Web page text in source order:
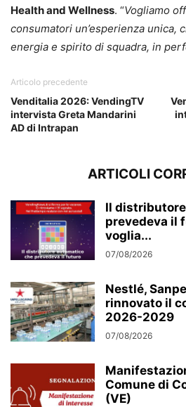
Health and Wellness. “Vogliamo
consumatori un’esperienza unica,
energia e spirito di squadra, in
Articolo precedente
Venditalia 2026: VendingTV
intervista Greta Mandarini
AD di Intrapan
ARTICOLI
Il
prevedeva il
voglia...
07/08/2026
Nestlé,
rinnovato il
2026-2029
07/08/2026
Comune di
(VE)